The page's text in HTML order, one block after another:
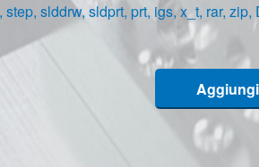
slddrw, sldprt, prt, igs, x_t, rar,